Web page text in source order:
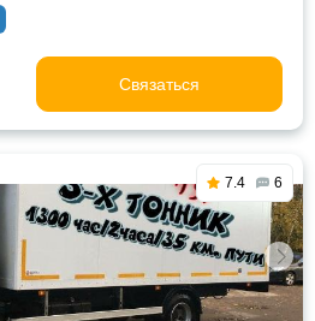
Связаться
7.4 6